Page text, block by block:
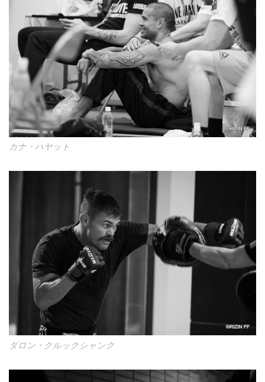
カナ・ハヤット
ダロン・クルックシャンク